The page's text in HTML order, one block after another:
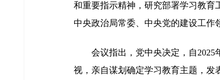
和重要指示精神，研究部署学习教
中央政治局常委、中央党的建设工
会议指出，党中央决定，自
视，亲自谋划确定学习教育主题，